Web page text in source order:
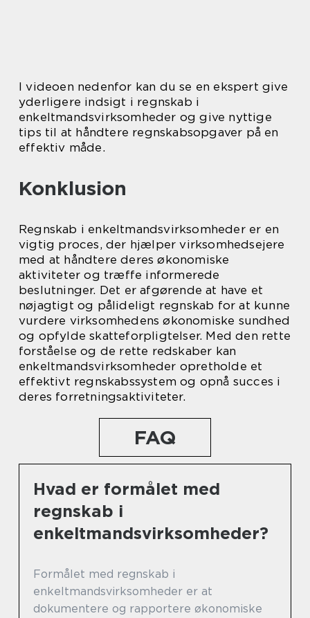
I videoen nedenfor kan du se en ekspert give
yderligere indsigt i regnskab i
enkeltmandsvirksomheder og give nyttige
tips til at håndtere regnskabsopgaver på en
effektiv måde.
Konklusion
Regnskab i enkeltmandsvirksomheder er en
vigtig proces, der hjælper virksomhedsejere
med at håndtere deres økonomiske
aktiviteter og træffe informerede
beslutninger. Det er afgørende at have et
nøjagtigt og pålideligt regnskab for at kunne
vurdere virksomhedens økonomiske sundhed
og opfylde skatteforpligtelser. Med den rette
forståelse og de rette redskaber kan
enkeltmandsvirksomheder opretholde et
effektivt regnskabssystem og opnå succes i
deres forretningsaktiviteter.
FAQ
Hvad er formålet med
regnskab i
enkeltmandsvirksomheder?
Formålet med regnskab i
enkeltmandsvirksomheder er at
dokumentere og rapportere økonomiske